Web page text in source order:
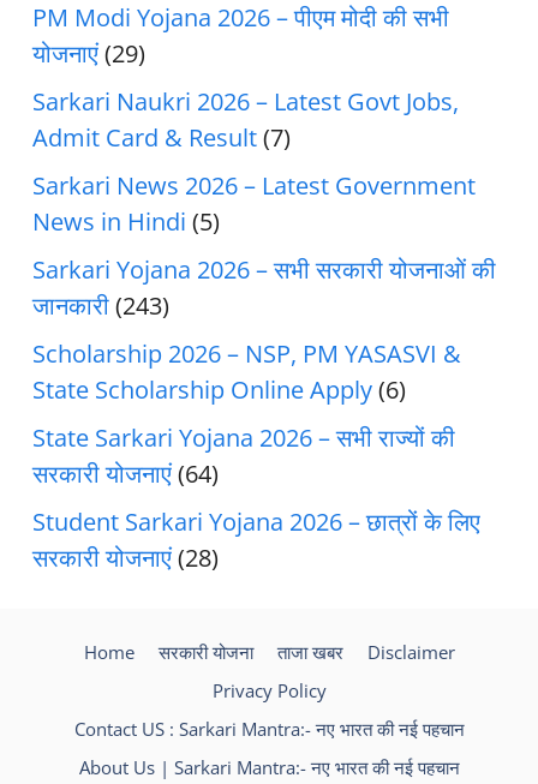
PM Modi Yojana 2026 – पीएम मोदी की सभी
योजनाएं(29)
Sarkari Naukri 2026 – Latest Govt Jobs,
Admit Card & Result(7)
Sarkari News 2026 – Latest Government
News in Hindi (5)
Sarkari Yojana 2026 – सभी सरकारी योजनाओं की
जानकारी(243)
Scholarship 2026 – NSP, PM YASASVI &
State Scholarship Online Apply(6)
State Sarkari Yojana 2026 – सभी राज्यों की
सरकारी योजनाएं(64)
Student Sarkari Yojana 2026 – छात्रों के लिए
सरकारी योजनाएं(28)
Home सरकारी योजना ताजा खबर
Disclaimer
Privacy Policy
Contact US : Sarkari Mantra:- नए भारत की नई पहचान
About Us | Sarkari Mantra:- नए भारत की नई पहचान